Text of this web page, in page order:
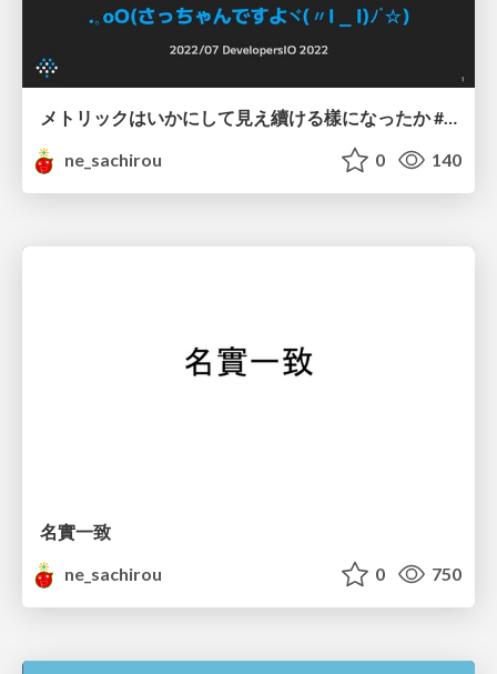
メトリックはいかにして見え續ける樣になったか #devio2022
ne_sachirou
0 140
名實一致
ne_sachirou
0 750